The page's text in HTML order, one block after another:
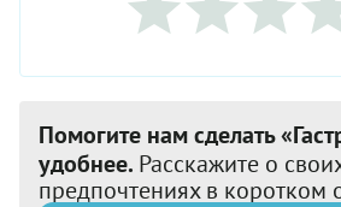
Помогите нам сделать
удобнее. Расскажите о
предпочтениях в коротком